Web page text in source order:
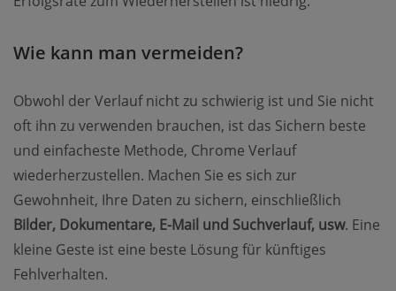
Wie kann man vermeiden?
Obwohl der Verlauf nicht zu schwierig ist und Sie nicht
oft ihn zu verwenden brauchen, ist das Sichern beste
und einfacheste Methode, Chrome Verlauf
wiederherzustellen. Machen Sie es sich zur
Gewohnheit, Ihre Daten zu sichern, einschließlich
Bilder, Dokumentare, E-Mail und Suchverlauf, usw. Eine
kleine Geste ist eine beste Lösung für künftiges
Fehlverhalten.